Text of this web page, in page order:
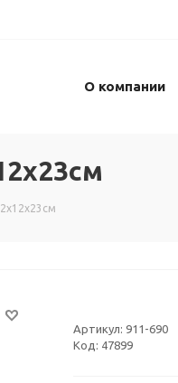
О компании
Артикул: 911-690
Код: 47899